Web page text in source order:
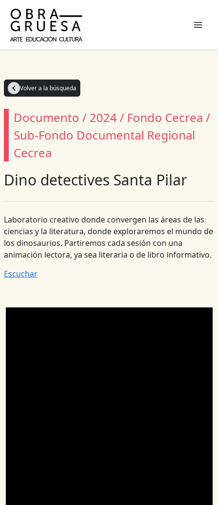
contenido
Volver a la búsqueda
Documento / 2024 / Fondo Cecrea /
Sub-Fondo Documental Regional
Cecrea
Dino detectives Santa Pilar
Laboratorio creativo donde convergen las áreas de las
ciencias y la literatura, donde exploraremos el mundo de
los dinosaurios. Partiremos cada sesión con una
animación lectora, ya sea literaria o de libro informativo.
Escuchar